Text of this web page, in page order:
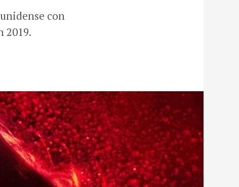
con
2019.